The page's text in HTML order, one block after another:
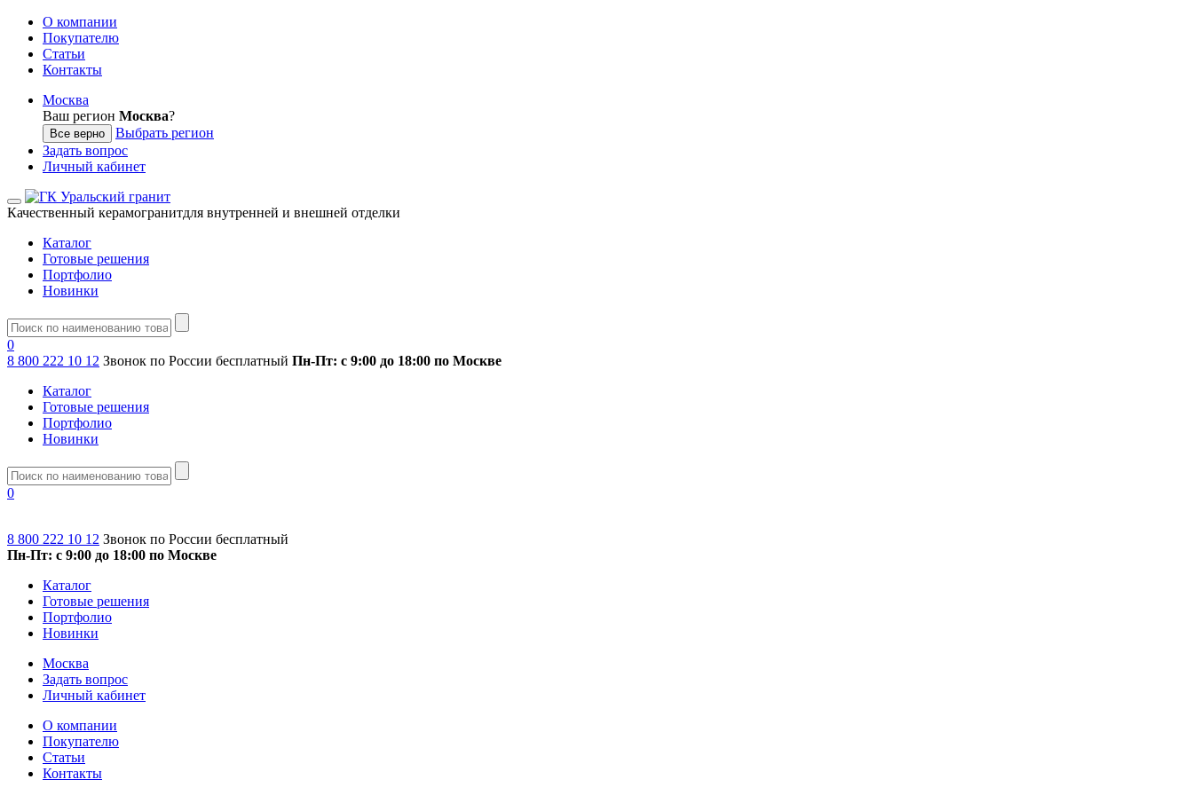
О компании
Покупателю
Статьи
Контакты
Москва
Ваш регион Москва?
Все верно
Выбрать регион
Задать вопрос
Личный кабинет
Качественный керамогранитдля внутренней и внешней отделки
Каталог
Готовые решения
Портфолио
Новинки
0
8 800 222 10 12 Звонок по России бесплатный Пн-Пт: с 9:00 до 18:00 по Москве
Каталог
Готовые решения
Портфолио
Новинки
0
8 800 222 10 12 Звонок по России бесплатный
Пн-Пт: с 9:00 до 18:00 по Москве
Каталог
Готовые решения
Портфолио
Новинки
Москва
Задать вопрос
Личный кабинет
О компании
Покупателю
Статьи
Контакты